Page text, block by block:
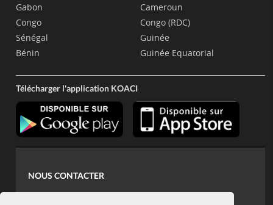
Gabon
Congo
Sénégal
Bénin
Cameroun
Congo (RDC)
Guinée
Guinée Equatorial
Télécharger l'application KOACI
NOUS CONTACTER